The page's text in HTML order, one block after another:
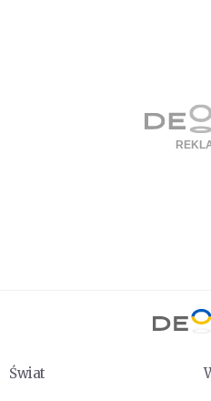
Świat